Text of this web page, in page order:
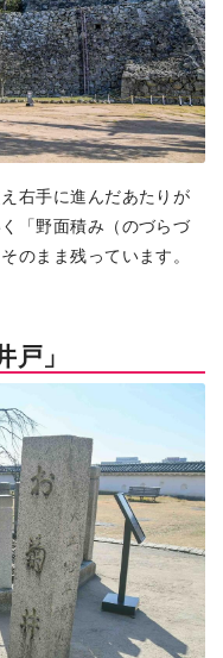
右手に進んだあたりが
「野面積み（のづらづ
のまま残っています。
」